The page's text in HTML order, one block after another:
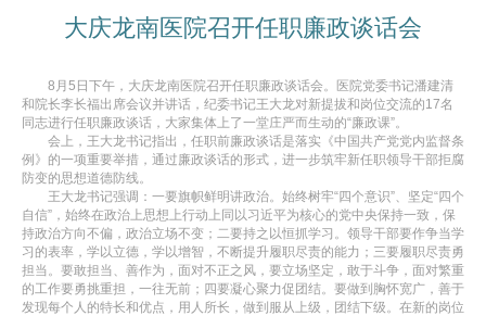
大庆龙南医院召开任职廉政谈话会
8月5日下午，大庆龙南医院召开任职廉政谈话会。医院党委书记潘建清
和院长李长福出席会议并讲话，纪委书记王大龙对新提拔和岗位交流的17名
同志进行任职廉政谈话，大家集体上了一堂庄严而生动的“廉政课”。
会上，王大龙书记指出，任职前廉政谈话是落实《中国共产党党内监督条
例》的一项重要举措，通过廉政谈话的形式，进一步筑牢新任职领导干部拒腐
防变的思想道德防线。
王大龙书记强调：一要旗帜鲜明讲政治。始终树牢“四个意识”、坚定“四个
自信”，始终在政治上思想上行动上同以习近平为核心的党中央保持一致，保
持政治方向不偏，政治立场不变；二要持之以恒抓学习。领导干部要作争当学
习的表率，学以立德，学以增智，不断提升履职尽责的能力；三要履职尽责勇
担当。要敢担当、善作为，面对不正之风，要立场坚定，敢于斗争，面对繁重
的工作要勇挑重担，一往无前；四要凝心聚力促团结。要做到胸怀宽广，善于
发现每个人的特长和优点，用人所长，做到服从上级，团结下级。在新的岗位